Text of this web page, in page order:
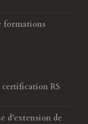
formations
RS
d’extension de